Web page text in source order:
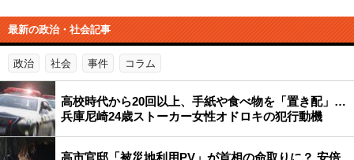
最新の政治・社会記事
政治 社会 事件 コラム
高校時代から20回以上、手紙や食べ物を「置き配」…
兵庫尼崎24歳ストーカー女性オドロキの犯行動機
高市官邸「被災地利用PV」が首相の命取りに？ 安倍